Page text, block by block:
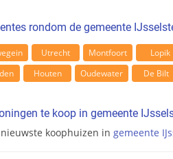
rondom de gemeente
Utrecht Montfoort Lopik
Houten Oudewater De Bilt
te koop in gemeente
nieuwste koophuizen in gemeente